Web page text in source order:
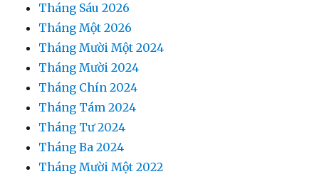
Tháng Sáu 2026
Tháng Một 2026
Tháng Mười Một 2024
Tháng Mười 2024
Tháng Chín 2024
Tháng Tám 2024
Tháng Tư 2024
Tháng Ba 2024
Tháng Mười Một 2022